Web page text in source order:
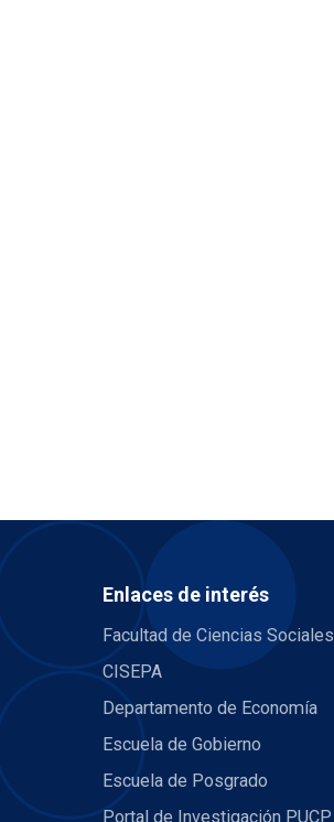
Enlaces de interés
Facultad de Ciencias Sociales
CISEPA
Departamento de Economía
Escuela de Gobierno
Escuela de Posgrado
Portal de Investigación PUCP